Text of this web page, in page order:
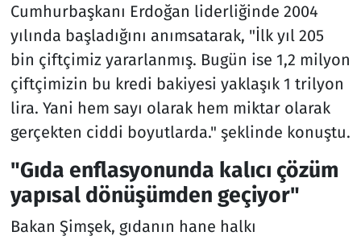
Cumhurbaşkanı Erdoğan liderliğinde 2004
yılında başladığını anımsatarak, "İlk yıl 205
bin çiftçimiz yararlanmış. Bugün ise 1,2 milyon
çiftçimizin bu kredi bakiyesi yaklaşık 1 trilyon
lira. Yani hem sayı olarak hem miktar olarak
gerçekten ciddi boyutlarda." şeklinde konuştu.
"Gıda enflasyonunda kalıcı çözüm
yapısal dönüşümden geçiyor"
Bakan Şimşek, gıdanın hane halkı